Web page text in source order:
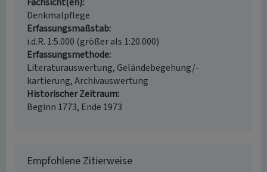
Denkmalpflege
Erfassungsmaßstab
i.d.R. 1:5.000 (größer als 1:20.000)
Erfassungsmethode
Literaturauswertung, Geländebegehung/-
kartierung, Archivauswertung
Historischer Zeitraum
Beginn 1773, Ende 1973
Empfohlene Zitierweise